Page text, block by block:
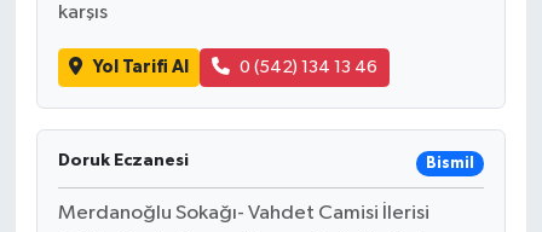
karşıs
Yol Tarifi Al 0 (542) 134 13 46
Doruk Eczanesi Bismil
Merdanoğlu Sokağı- Vahdet Camisi İlerisi